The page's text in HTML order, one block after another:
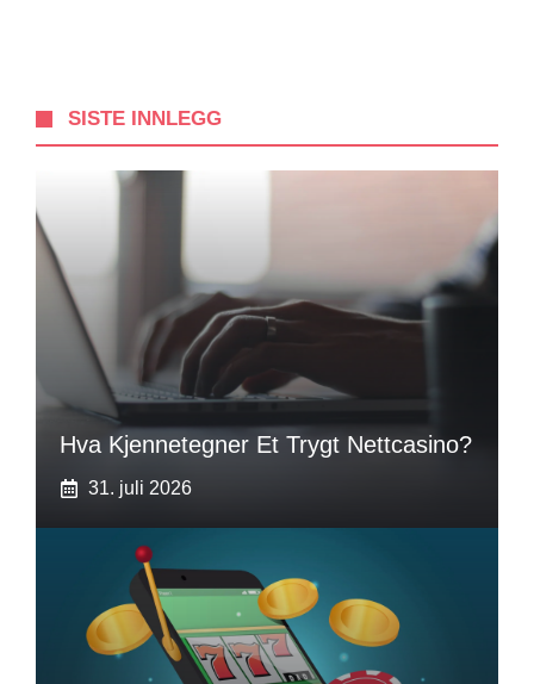
SISTE INNLEGG
Hva Kjennetegner Et Trygt Nettcasino?
31. juli 2026